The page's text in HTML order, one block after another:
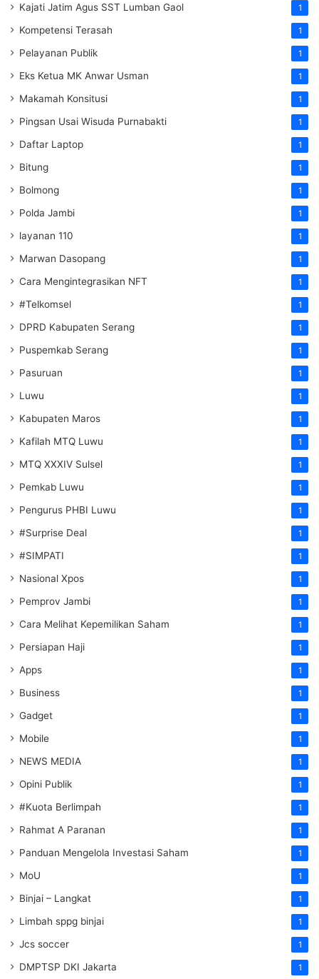
Kajati Jatim Agus SST Lumban Gaol 1
Kompetensi Terasah 1
Pelayanan Publik 1
Eks Ketua MK Anwar Usman 1
Makamah Konsitusi 1
Pingsan Usai Wisuda Purnabakti 1
Daftar Laptop 1
Bitung 1
Bolmong 1
Polda Jambi 1
layanan 110 1
Marwan Dasopang 1
Cara Mengintegrasikan NFT 1
#Telkomsel 1
DPRD Kabupaten Serang 1
Puspemkab Serang 1
Pasuruan 1
Luwu 1
Kabupaten Maros 1
Kafilah MTQ Luwu 1
MTQ XXXIV Sulsel 1
Pemkab Luwu 1
Pengurus PHBI Luwu 1
#Surprise Deal 1
#SIMPATI 1
Nasional Xpos 1
Pemprov Jambi 1
Cara Melihat Kepemilikan Saham 1
Persiapan Haji 1
Apps 1
Business 1
Gadget 1
Mobile 1
NEWS MEDIA 1
Opini Publik 1
#Kuota Berlimpah 1
Rahmat A Paranan 1
Panduan Mengelola Investasi Saham 1
MoU 1
Binjai – Langkat 1
Limbah sppg binjai 1
Jcs soccer 1
DMPTSP DKI Jakarta 1